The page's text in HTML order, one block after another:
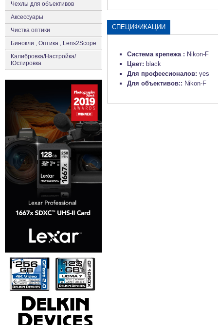
Чехлы для объективов
Аксеcсуары
Чистка оптики
Бинокли , Оптика , Lens2Scope
Калибровка/Настройка/
Юстировка
СПЕЦИФИКАЦИИ
Система крепежа : Nikon-F
Цвет: black
Для профеесионалов: yes
Для объективов:: Nikon-F